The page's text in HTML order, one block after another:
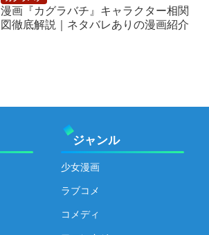
漫画『カグラバチ』キャラクター相関
図徹底解説｜ネタバレありの漫画紹介
ジャンル
少女漫画
ラブコメ
コメディ